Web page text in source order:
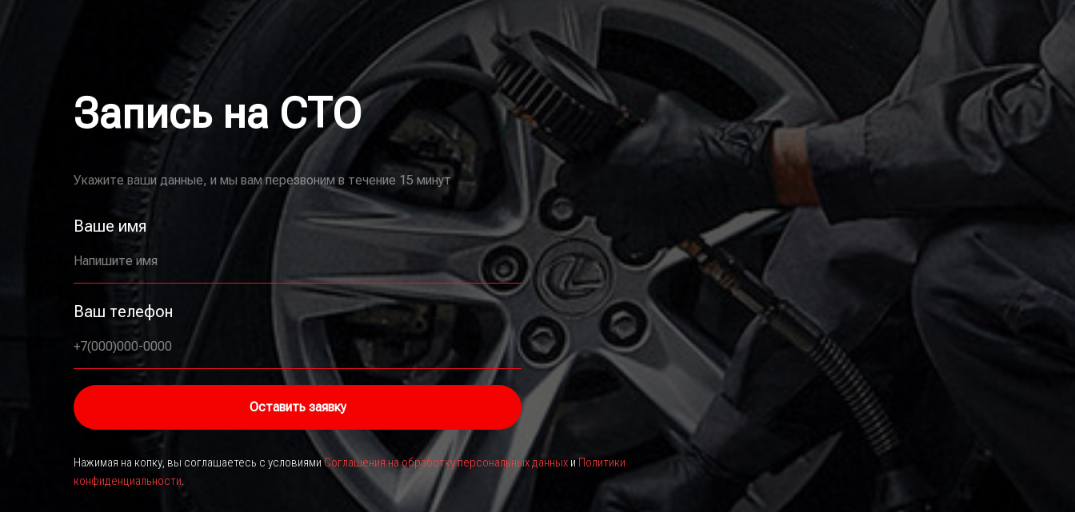
Запись на СТО
Укажите ваши данные, и мы вам перезвоним в течение 15 минут
Ваше имя
Напишите имя
Ваш телефон
+7(000)000-0000
Оставить заявку
Нажимая на копку, вы соглашаетесь с условиямиСоглашения на обработку персональных данных и Политики
конфиденциальности